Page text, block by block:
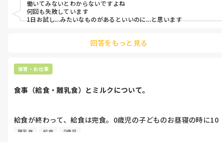
片目瞑って見てたら、大事なことを見逃すからね。
園長の質…とは。笑
だから、エージェントに見学させてくださいって言ったのに。
（ボケが）
働いてみないとわからないですよね
何回も失敗しています
1日お試し...みたいなものがあるといいのに...と思います
回答をもっと見る
保育・お仕事
食事（給食・離乳食）とミルクについて。
給食が終わって、給食は完食。0歳児の子どものお昼寝の時に10
ヶ月の子どもを布団の上で掛け布団を枕代わりにして仰向けに寝
離乳食 給食 0歳児